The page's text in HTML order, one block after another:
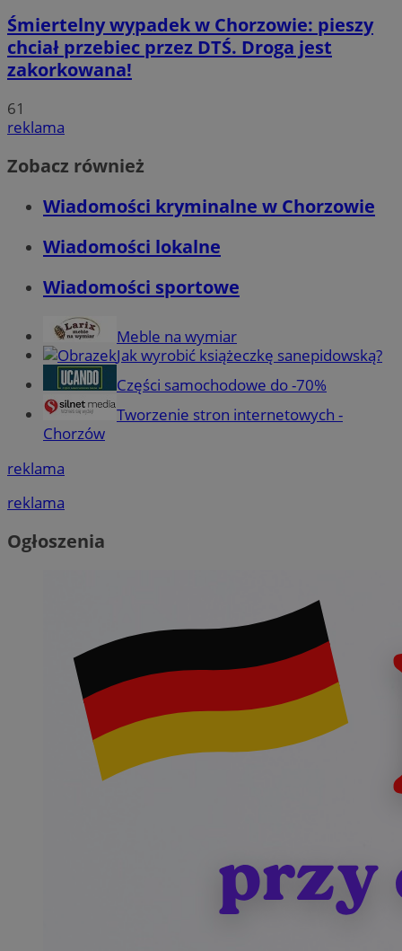
Śmiertelny wypadek w Chorzowie: pieszy
chciał przebiec przez DTŚ. Droga jest
zakorkowana!
61
reklama
Zobacz również
Wiadomości kryminalne w Chorzowie
Wiadomości lokalne
Wiadomości sportowe
Meble na wymiar
Jak wyrobić książeczkę sanepidowską?
Części samochodowe do -70%
Tworzenie stron internetowych -
Chorzów
reklama
reklama
Ogłoszenia